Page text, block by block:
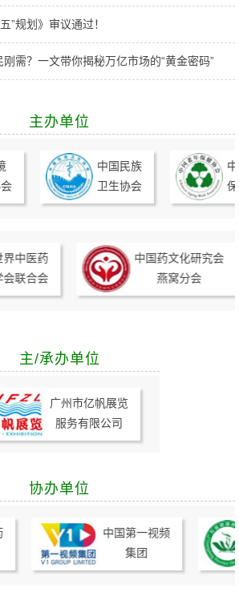
”规划》审议通过！
刚需？一文带你揭秘万亿市场的“黄金密码”
主办单位
中国民族
卫生协会
中
保
中医药
联合会
中国药文化研究会
燕窝分会
主/承办单位
广州市亿帆展览
服务有限公司
协办单位
中国第一视频
集团